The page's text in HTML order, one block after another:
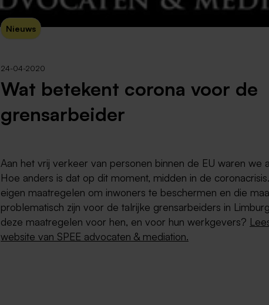
Weert
Kerkrade
Nieuws
24-04-2020
Wat betekent corona voor de
grensarbeider
Aan het vrij verkeer van personen binnen de EU waren we
Hoe anders is dat op dit moment, midden in de
eigen maatregelen om inwoners te beschermen en die
problematisch zijn voor de talrijke grensarbeiders in
deze maatregelen voor hen, en voor hun werkgevers?
website van SPEE advocaten & mediation.